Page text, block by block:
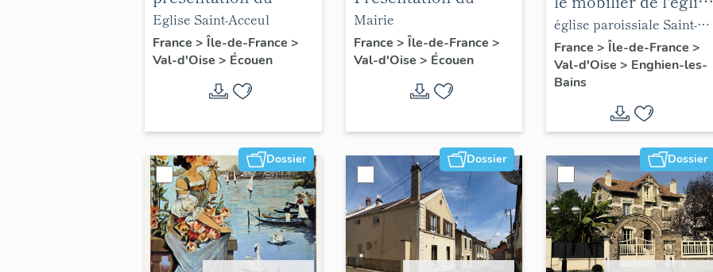
mobilier de l'église
d'Ecouen
Eglise Saint-Acceul
France > Île-de-France >
Val-d'Oise > Écouen
mobilier de la mairie
d'Ecouen
Mairie
France > Île-de-France >
Val-d'Oise > Écouen
paroissiale Saint-
Joseph
église paroissiale Saint-
Joseph
France > Île-de-France >
Val-d'Oise > Enghien-les-
Bains
Dossier Dossier Dossier